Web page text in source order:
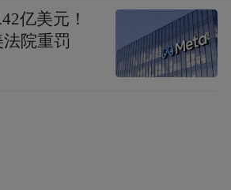
亿美元！
法院重罚